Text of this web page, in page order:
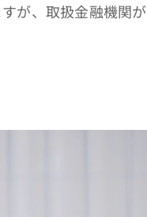
が、取扱金融機関が